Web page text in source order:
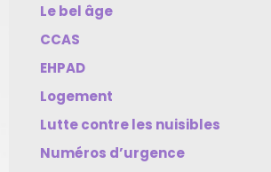
Le bel âge
CCAS
EHPAD
Logement
Lutte contre les nuisibles
Numéros d’urgence